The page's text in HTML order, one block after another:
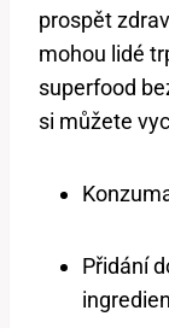
prospět
mohou lidé
superfood
si můžete
Přidání